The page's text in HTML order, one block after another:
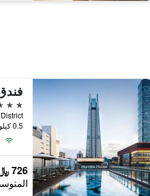
5 نجوم
0.5 كيلومتر عن وسط المدينة
726 ﷼